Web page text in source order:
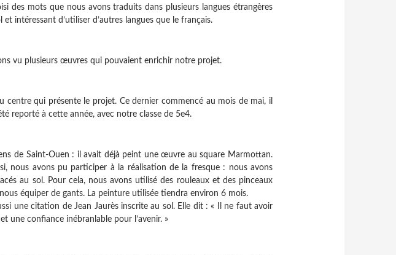
des mots que nous avons traduits dans plusieurs langues étrangères
et intéressant d’utiliser d’autres langues que le français.
vu plusieurs œuvres qui pouvaient enrichir notre projet.
centre qui présente le projet. Ce dernier commencé au mois de mai, il
reporté à cette année, avec notre classe de 5e4.
de Saint-Ouen : il avait déjà peint uneœuvre au square Marmottan.
nous avons pu participer à la réalisation de la fresque : nous avons
au sol. Pour cela, nous avons utilisé des rouleaux et des pinceaux
équiper de gants. La peinture utilisée tiendra environ 6 mois.
une citation de Jean Jaurès inscriteau sol. Elle dit :«
Il ne faut avoir
une confiance inébranlable pour l’avenir. »